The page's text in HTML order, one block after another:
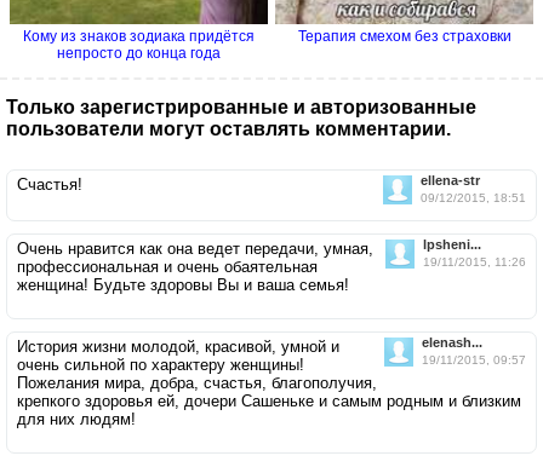
Кому из знаков зодиака придётся
непросто до конца года
Терапия смехом без страховки
Только зарегистрированные и авторизованные
пользователи могут оставлять комментарии.
ellena-str
09/12/2015, 18:51
Счастья!
lpsheni...
19/11/2015, 11:26
Очень нравится как она ведет передачи, умная,
профессиональная и очень обаятельная
женщина! Будьте здоровы Вы и ваша семья!
elenash...
19/11/2015, 09:57
История жизни молодой, красивой, умной и
очень сильной по характеру женщины!
Пожелания мира, добра, счастья, благополучия,
крепкого здоровья ей, дочери Сашеньке и самым родным и близким
для них людям!